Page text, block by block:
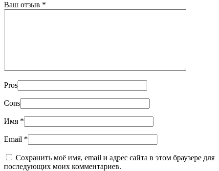
Ваш отзыв *
Pros
Cons
Имя *
Email *
Сохранить моё имя, email и адрес сайта в этом браузере для
последующих моих комментариев.